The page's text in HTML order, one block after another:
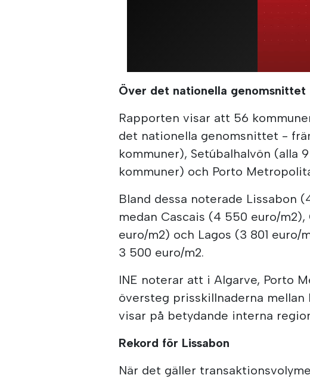
Över det nationella genomsnittet
Rapporten visar att 56
det nationella genomsnittet -
kommuner), Setúbalhalvön (alla
kommuner) och Porto
Bland dessa noterade Lissabon
medan Cascais (4 550 euro/
euro/m2) och Lagos (3 801
3 500 euro/m2.
INE noterar att i Algarve, Porto
översteg prisskillnaderna mellan
visar på betydande interna
Rekord för Lissabon
När det gäller